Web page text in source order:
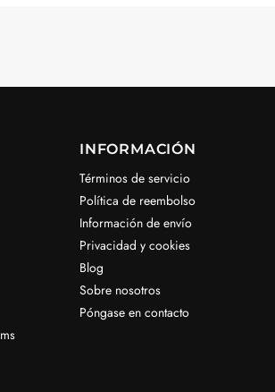
INFORMACIÓN
Términos de servicio
Política de reembolso
Información de envío
Privacidad y cookies
Blog
Sobre nosotros
Póngase en contacto